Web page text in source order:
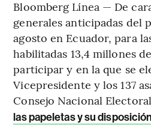
Bloomberg Línea — De
generales anticipadas del
agosto en Ecuador, para
habilitadas 13,4 millones
participar y en la que se
Vicepresidente y los 137
Consejo Nacional Electoral
las papeletas y su